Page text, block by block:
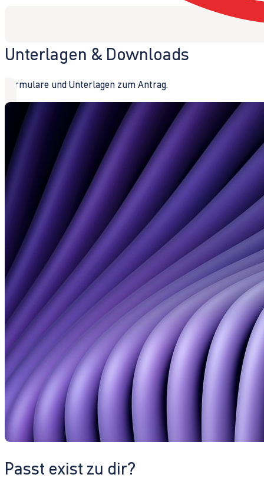
Unterlagen & Downloads
Formulare und Unterlagen zum Antrag.
Passt exist zu dir?